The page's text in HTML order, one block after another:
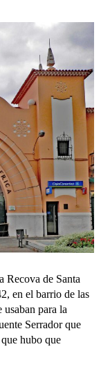
de Santa
en el barrio de las
usaban para la
Serrador que
hubo que